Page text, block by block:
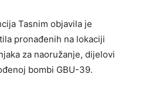
Tasnim objavila je
pronađenih na lokaciji
za naoružanje, dijelovi
bombi GBU-39.